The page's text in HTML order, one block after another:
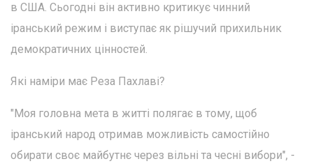
в США. Сьогодні він активно критикує чинний
іранський режим і виступає як рішучий прихильник
демократичних цінностей.
Які наміри має Реза Пахлаві?
"Моя головна мета в житті полягає в тому, щоб
іранський народ отримав можливість самостійно
обирати своє майбутнє через вільні та чесні вибори", -